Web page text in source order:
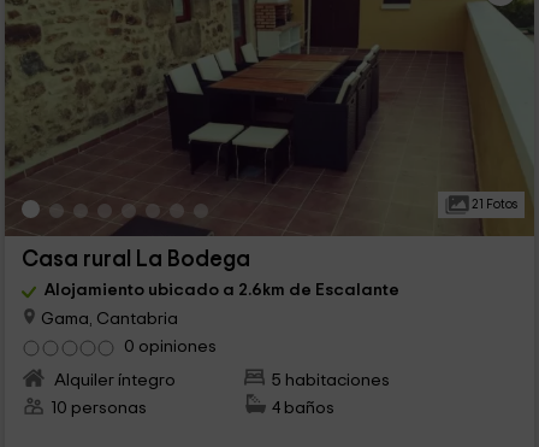
21 Fotos
Casa rural La Bodega
Alojamiento ubicado a 2.6km de Escalante
Gama, Cantabria
0 opiniones
Alquiler íntegro
5 habitaciones
10 personas
4 baños